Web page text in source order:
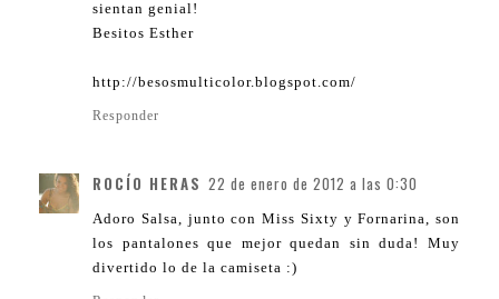
sientan genial!
Besitos Esther
http://besosmulticolor.blogspot.com/
Responder
ROCÍO HERAS 22 de enero de 2012 a las 0:30
Adoro Salsa, junto con Miss Sixty y Fornarina, son
los pantalones que mejor quedan sin duda! Muy
divertido lo de la camiseta :)